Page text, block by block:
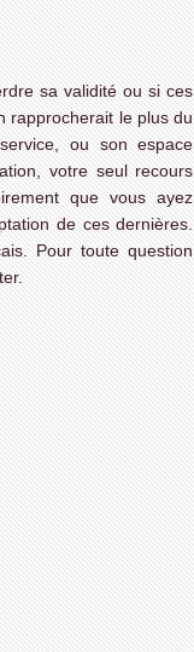
sa validité ou si ces
rapprocherait le plus du
ou son espace
votre seul recours
que vous ayez
de ces dernières.
Pour toute question